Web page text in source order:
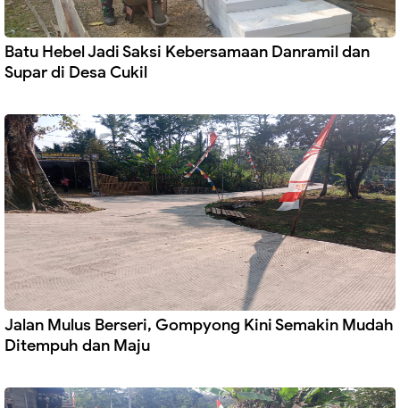
Batu Hebel Jadi Saksi Kebersamaan Danramil dan
Supar di Desa Cukil
Jalan Mulus Berseri, Gompyong Kini Semakin Mudah
Ditempuh dan Maju